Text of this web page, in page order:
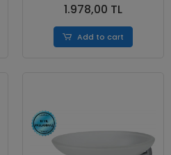
1.978,00 TL
Add to cart